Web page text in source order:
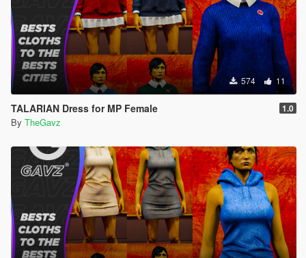
574 11
TALARIAN Dress for MP Female 1.0
By TheGavz